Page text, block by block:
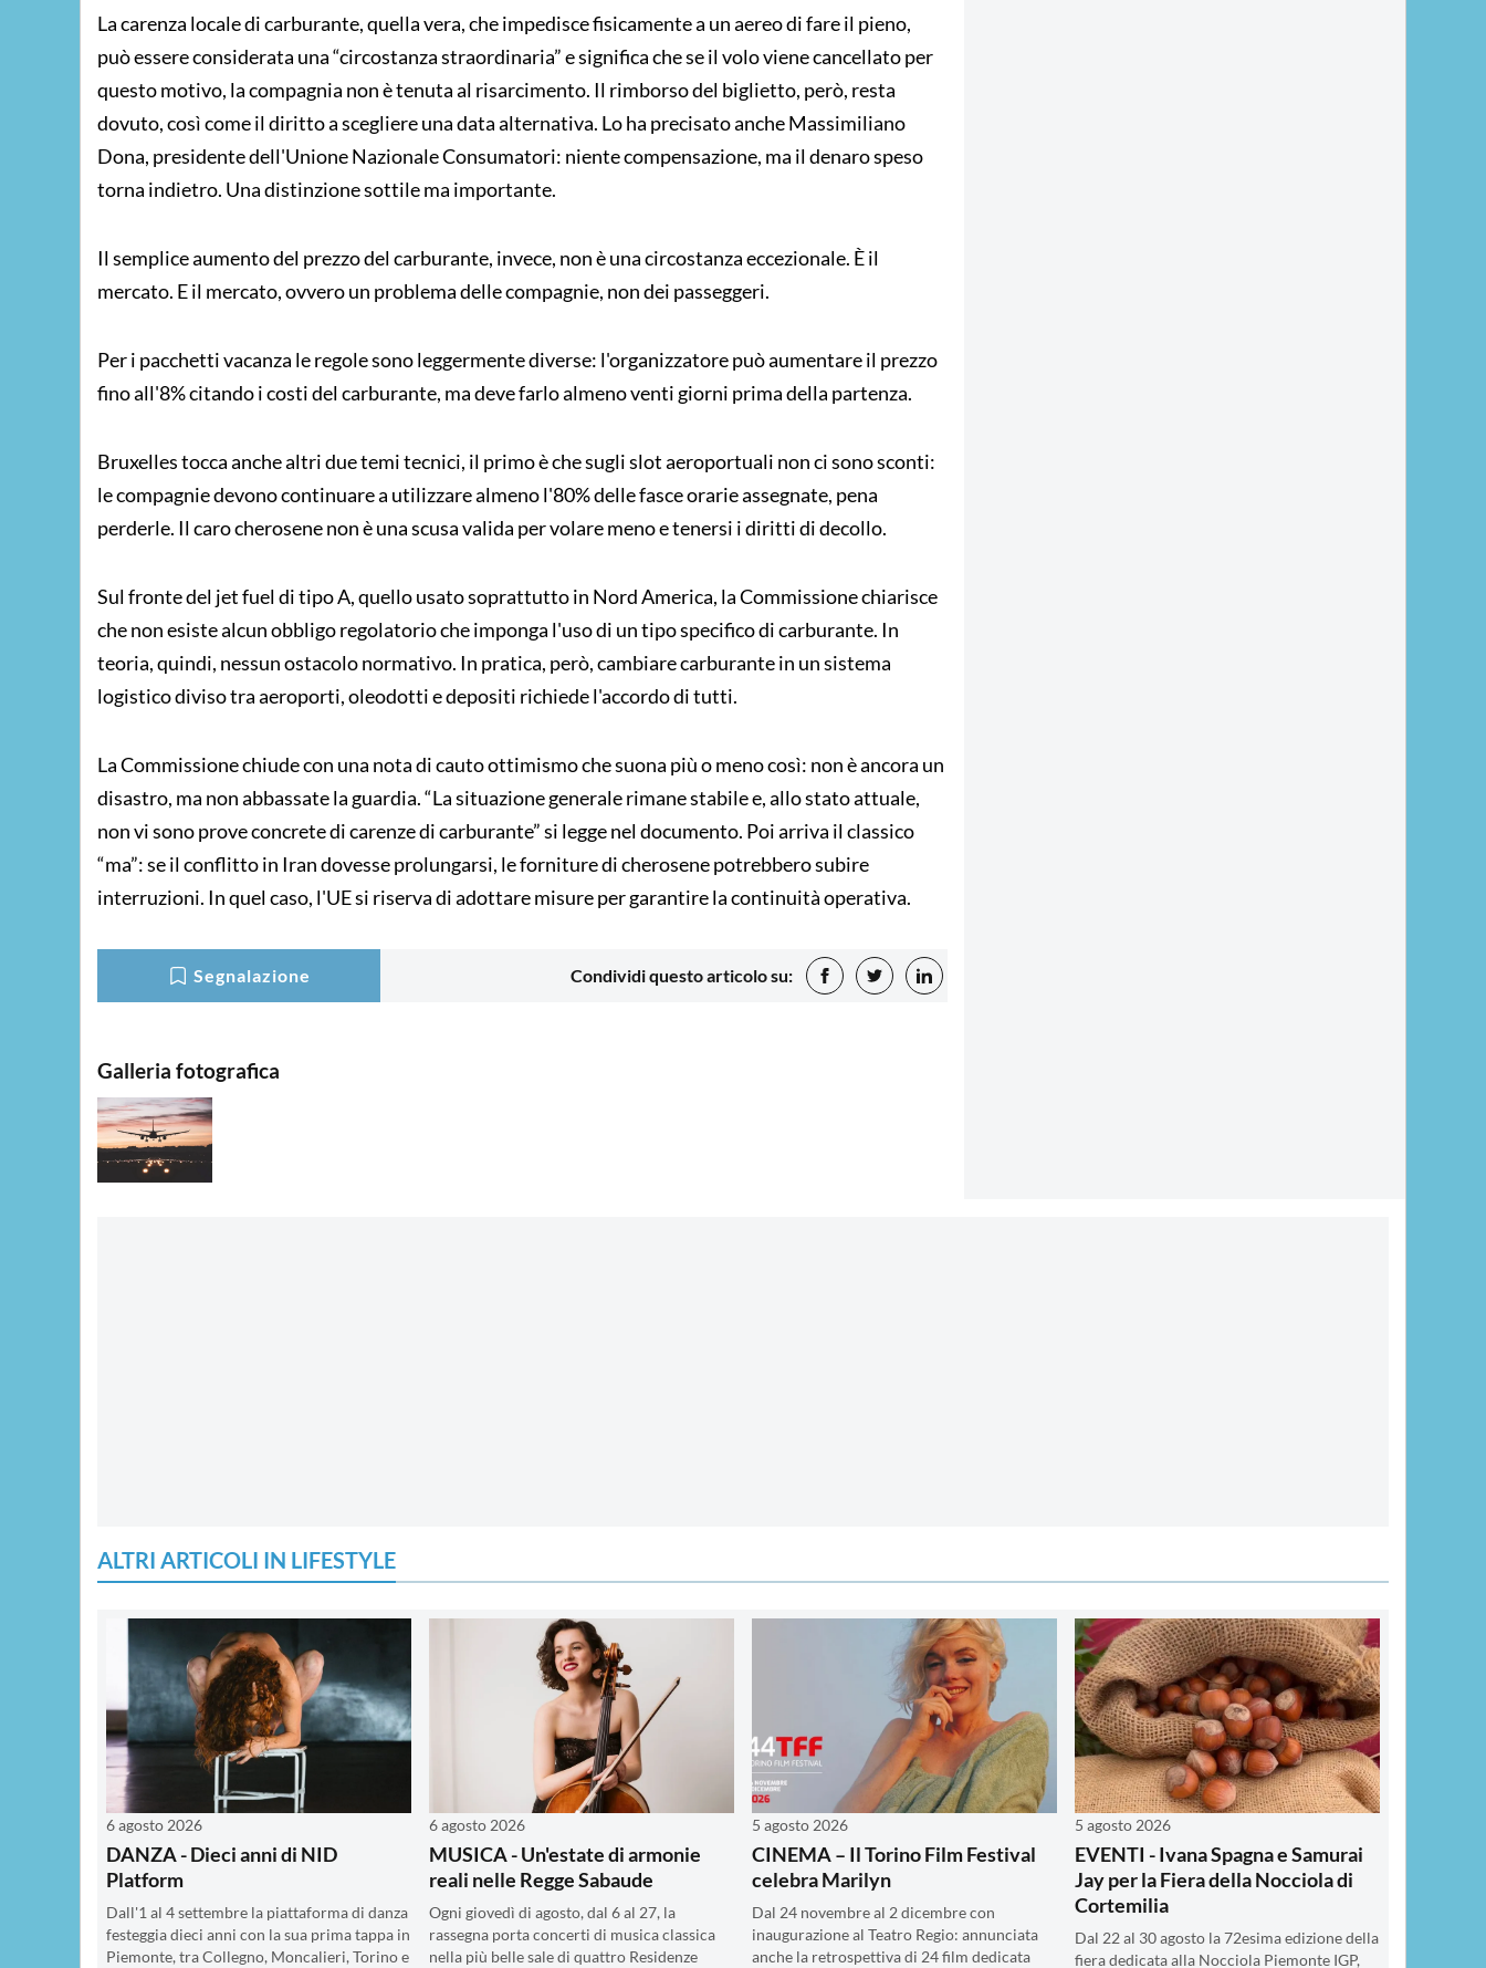
La carenza locale di carburante, quella vera, che impedisce fisicamente a un aereo di fare il pieno,
può essere considerata una “circostanza straordinaria” e significa che se il volo viene cancellato per
questo motivo, la compagnia non è tenuta al risarcimento. Il rimborso del biglietto, però, resta
dovuto, così come il diritto a scegliere una data alternativa. Lo ha precisato anche Massimiliano
Dona, presidente dell'Unione Nazionale Consumatori: niente compensazione, ma il denaro speso
torna indietro. Una distinzione sottile ma importante.
Il semplice aumento del prezzo del carburante, invece, non è una circostanza eccezionale. È il
mercato. E il mercato, ovvero un problema delle compagnie, non dei passeggeri.
Per i pacchetti vacanza le regole sono leggermente diverse: l'organizzatore può aumentare il prezzo
fino all'8% citando i costi del carburante, ma deve farlo almeno venti giorni prima della partenza.
Bruxelles tocca anche altri due temi tecnici, il primo è che sugli slot aeroportuali non ci sono sconti:
le compagnie devono continuare a utilizzare almeno l'80% delle fasce orarie assegnate, pena
perderle. Il caro cherosene non è una scusa valida per volare meno e tenersi i diritti di decollo.
Sul fronte del jet fuel di tipo A, quello usato soprattutto in Nord America, la Commissione chiarisce
che non esiste alcun obbligo regolatorio che imponga l'uso di un tipo specifico di carburante. In
teoria, quindi, nessun ostacolo normativo. In pratica, però, cambiare carburante in un sistema
logistico diviso tra aeroporti, oleodotti e depositi richiede l'accordo di tutti.
La Commissione chiude con una nota di cauto ottimismo che suona più o meno così: non è ancora un
disastro, ma non abbassate la guardia. “La situazione generale rimane stabile e, allo stato attuale,
non vi sono prove concrete di carenze di carburante” si legge nel documento. Poi arriva il classico
“ma”: se il conflitto in Iran dovesse prolungarsi, le forniture di cherosene potrebbero subire
interruzioni. In quel caso, l'UE si riserva di adottare misure per garantire la continuità operativa.
Segnalazione Condividi questo articolo su:
Galleria fotografica
ALTRI ARTICOLI IN LIFESTYLE
6 agosto 2026
DANZA - Dieci anni di NID
Platform
Dall'1 al 4 settembre la piattaforma di danza
festeggia dieci anni con la sua prima tappa in
Piemonte, tra Collegno, Moncalieri, Torino e
6 agosto 2026
MUSICA - Un'estate di armonie
reali nelle Regge Sabaude
Ogni giovedì di agosto, dal 6 al 27, la
rassegna porta concerti di musica classica
nella più belle sale di quattro Residenze
5 agosto 2026
CINEMA – Il Torino Film Festival
celebra Marilyn
Dal 24 novembre al 2 dicembre con
inaugurazione al Teatro Regio: annunciata
anche la retrospettiva di 24 film dedicata
5 agosto 2026
EVENTI - Ivana Spagna e Samurai
Jay per la Fiera della Nocciola di
Cortemilia
Dal 22 al 30 agosto la 72esima edizione della
fiera dedicata alla Nocciola Piemonte IGP,